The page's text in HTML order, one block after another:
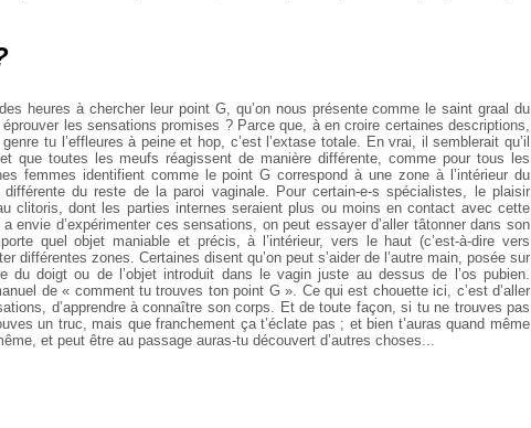
heures à chercher leur point G, qu’on nous présente comme le saint graal du
les sensations promises ? Parce que, à en croire certaines descriptions,
tu l’effleures à peine et hop, c’est l’extase totale. En vrai, il semblerait qu’il
que toutes les meufs réagissent de manière différente, comme pour tous les
femmes identifient comme le point G correspond à une zone à l’intérieur du
du reste de la paroi vaginale. Pour certain-e-s spécialistes, le plaisir
clitoris, dont les parties internes seraient plus ou moins en contact avec cette
envie d’expérimenter ces sensations, on peut essayer d’aller tâtonner dans son
quel objet maniable et précis, à l’intérieur, vers le haut (c’est-à-dire vers
différentes zones. Certaines disent qu’on peut s’aider de l’autre main, posée sur
du doigt ou de l’objet introduit dans le vagin juste au dessus de l’os pubien.
de « comment tu trouves ton point G ». Ce qui est chouette ici, c’est d’aller
d’apprendre à connaître son corps. Et de toute façon, si tu ne trouves pas
un truc, mais que franchement ça t’éclate pas ; et bien t’auras quand même
et peut être au passage auras-tu découvert d’autres choses...